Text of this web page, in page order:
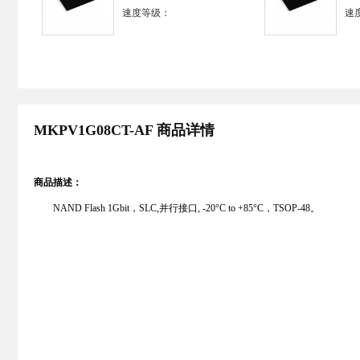
速度等级：
速
MKPV1G08CT-AF 商品详情
商品描述：
NAND Flash 1Gbit，SLC,并行接口, -20°C to +85°C，TSOP-48。